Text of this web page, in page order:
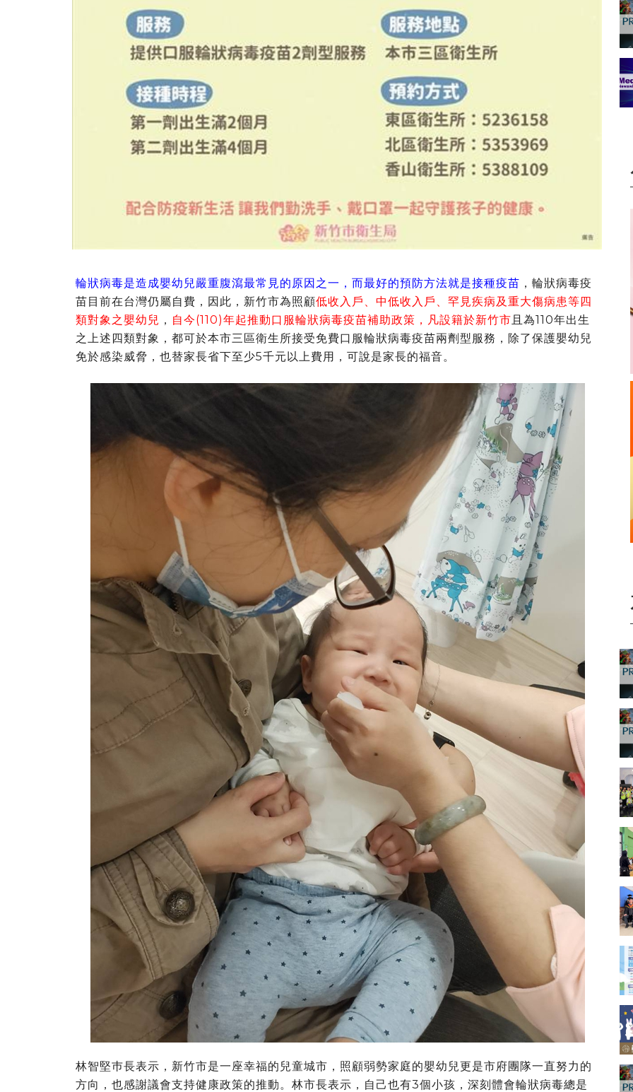
輪狀病毒是造成嬰幼兒嚴重腹瀉最常見的原因之一，而最好的預防方法就是接種疫苗 ，輪狀病毒疫
苗目前在台灣仍屬自費，因此，新竹市為照顧低收入戶、中低收入戶、罕見疾病及重大傷病患等四
類對象之嬰幼兒 ， 自今(110)年起推動口服輪狀病毒疫苗補助政策，凡設籍於新竹市 且為110年出生
之上述四類對象，都可於本市三區衛生所接受免費口服輪狀病毒疫苗兩劑型服務，除了保護嬰幼兒
免於感染威脅，也替家長省下至少5千元以上費用，可說是家長的福音。
林智堅巿長表示，新竹市是一座幸福的兒童城市，照顧弱勢家庭的嬰幼兒更是市府團隊一直努力的
方向，也感謝議會支持健康政策的推動。林市長表示，自己也有3個小孩，深刻體會輪狀病毒總是